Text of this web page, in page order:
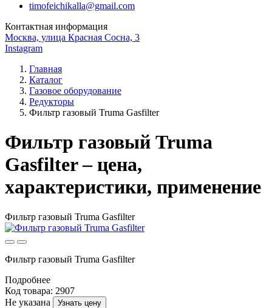
timofeichikalla@gmail.com
Контактная информация
Москва, улица Красная Сосна, 3
Instagram
Главная
Каталог
Газовое оборудование
Редукторы
Фильтр газовый Truma Gasfilter
Фильтр газовый Truma
Gasfilter – цена,
характеристики, применение
Фильтр газовый Truma Gasfilter
Фильтр газовый Truma Gasfilter
Подробнее
Код товара: 2907
Не указана
Узнать цену